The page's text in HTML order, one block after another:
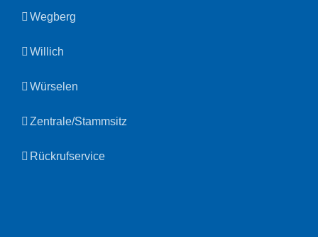
Wegberg
Willich
Würselen
Zentrale/Stammsitz
Rückrufservice